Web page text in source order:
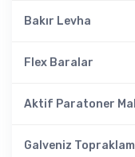
Bakır Levha
Flex Baralar
Aktif Paratoner
Galveniz